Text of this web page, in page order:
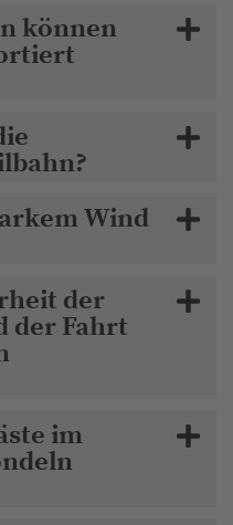
können
Wind
der
der Fahrt
im